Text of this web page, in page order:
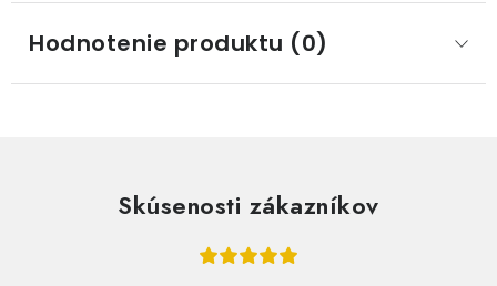
Hodnotenie produktu (0)
Skúsenosti zákazníkov